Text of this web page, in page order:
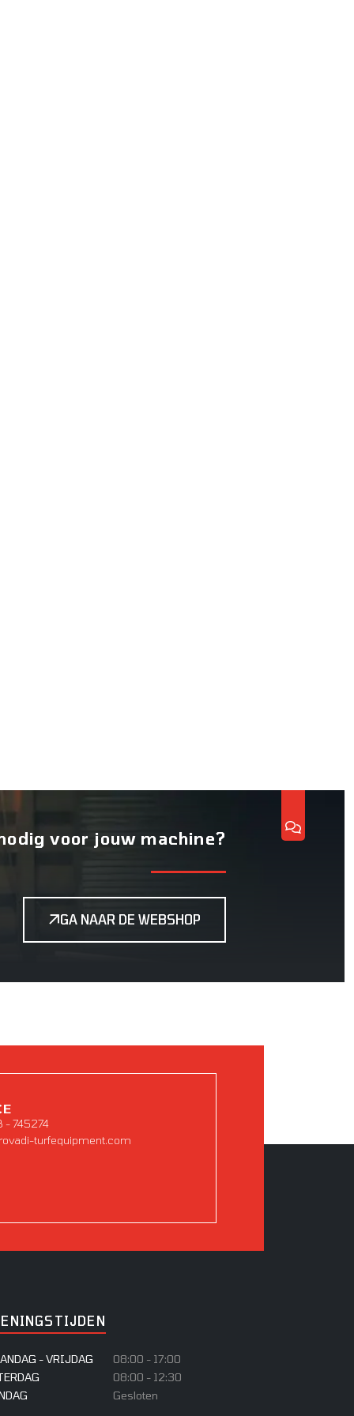
voor jouw machine?
GA NAAR DE WEBSHOP
- 745274
turfequipment.com
- VRIJDAG
08:00 - 17:00
08:00 - 12:30
Gesloten